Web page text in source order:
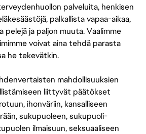
palveluita, henkisen
palkallista vapaa-aikaa,
pelejä ja paljon muuta. Vaalimme
voivat aina tehdä parasta
he tekevätkin.
mahdollisuuksien
liittyvät päätökset
ihonväriin, kansalliseen
sukupuoleen, sukupuoli-
ilmaisuun, seksuaaliseen